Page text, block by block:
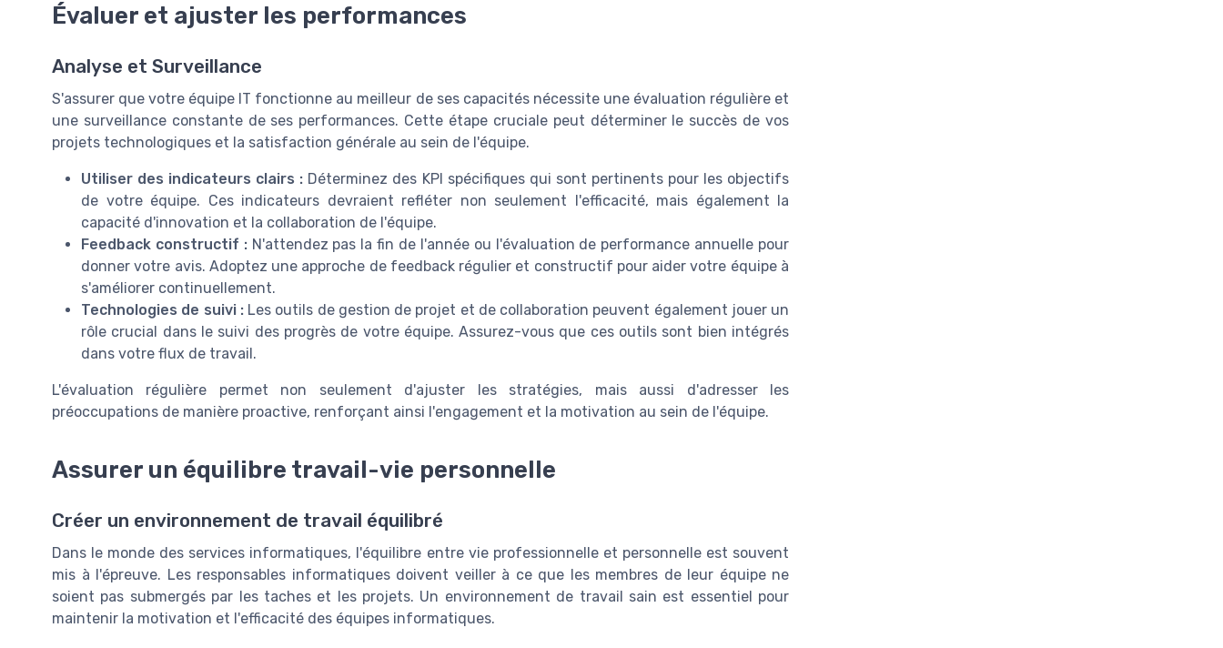
Évaluer et ajuster les performances
Analyse et Surveillance
S'assurer que votre équipe IT fonctionne au meilleur de ses capacités nécessite une évaluation régulière et
une surveillance constante de ses performances. Cette étape cruciale peut déterminer le succès de vos
projets technologiques et la satisfaction générale au sein de l'équipe.
Utiliser des indicateurs clairs : Déterminez des KPI spécifiques qui sont pertinents pour les objectifs
de votre équipe. Ces indicateurs devraient refléter non seulement l'efficacité, mais également la
capacité d'innovation et la collaboration de l'équipe.
Feedback constructif : N'attendez pas la fin de l'année ou l'évaluation de performance annuelle pour
donner votre avis. Adoptez une approche de feedback régulier et constructif pour aider votre équipe à
s'améliorer continuellement.
Technologies de suivi : Les outils de gestion de projet et de collaboration peuvent également jouer un
rôle crucial dans le suivi des progrès de votre équipe. Assurez-vous que ces outils sont bien intégrés
dans votre flux de travail.
L'évaluation régulière permet non seulement d'ajuster les stratégies, mais aussi d'adresser les
préoccupations de manière proactive, renforçant ainsi l'engagement et la motivation au sein de l'équipe.
Assurer un équilibre travail-vie personnelle
Créer un environnement de travail équilibré
Dans le monde des services informatiques, l'équilibre entre vie professionnelle et personnelle est souvent
mis à l'épreuve. Les responsables informatiques doivent veiller à ce que les membres de leur équipe ne
soient pas submergés par les taches et les projets. Un environnement de travail sain est essentiel pour
maintenir la motivation et l'efficacité des équipes informatiques.